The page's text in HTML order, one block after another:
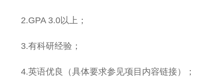
2.GPA 3.0以上；
3.有科研经验；
4.英语优良（具体要求参见项目内容链接）；